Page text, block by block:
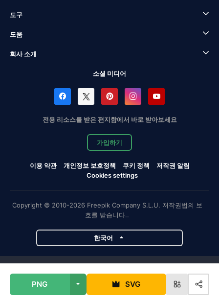
PNG SVG
도구
도움
회사 소개
소셜 미디어
전용 리소스를 받은 편지함에서 바로 받아보세요
가입하기
이용 약관 개인정보 보호정책 쿠키 정책
저작권 알림
Cookies settings
Copyright © 2010-2026 Freepik Company S.L.U. 저작권법의 보
호를 받습니다..
한국어